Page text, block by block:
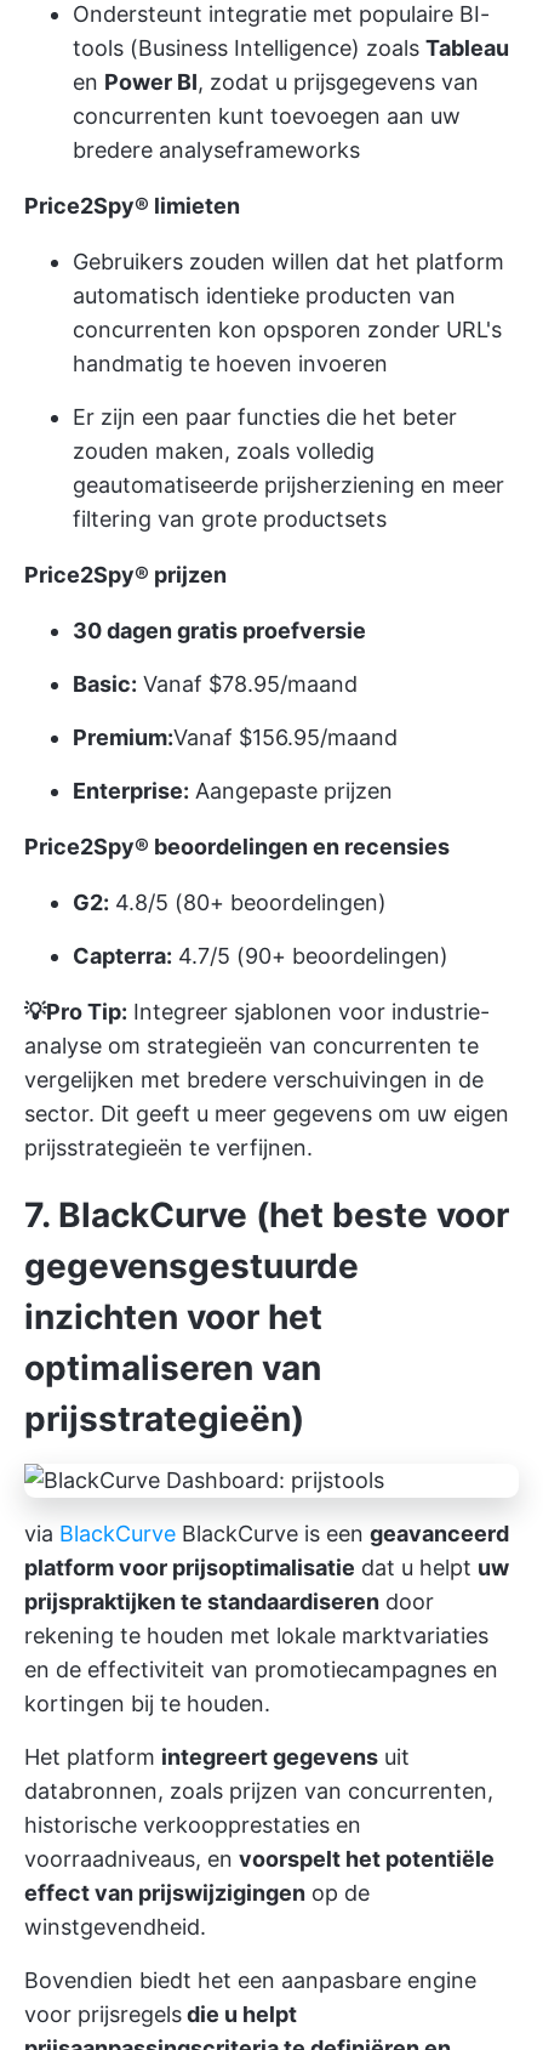
Ondersteunt integratie met populaire BI-
tools (Business Intelligence) zoals Tableau
en Power BI, zodat u prijsgegevens van
concurrenten kunt toevoegen aan uw
bredere analyseframeworks
Price2Spy® limieten
Gebruikers zouden willen dat het platform
automatisch identieke producten van
concurrenten kon opsporen zonder URL's
handmatig te hoeven invoeren
Er zijn een paar functies die het beter
zouden maken, zoals volledig
geautomatiseerde prijsherziening en meer
filtering van grote productsets
Price2Spy® prijzen
30 dagen gratis proefversie
Basic: Vanaf $78.95/maand
Premium:Vanaf $156.95/maand
Enterprise: Aangepaste prijzen
Price2Spy® beoordelingen en recensies
G2: 4.8/5 (80+ beoordelingen)
Capterra: 4.7/5 (90+ beoordelingen)
💡Pro Tip: Integreer sjablonen voor industrie-
analyse om strategieën van concurrenten te
vergelijken met bredere verschuivingen in de
sector. Dit geeft u meer gegevens om uw eigen
prijsstrategieën te verfijnen.
7. BlackCurve (het beste voor
gegevensgestuurde
inzichten voor het
optimaliseren van
prijsstrategieën)
via BlackCurve BlackCurve is een geavanceerd
platform voor prijsoptimalisatie dat u helpt uw
prijspraktijken te standaardiseren door
rekening te houden met lokale marktvariaties
en de effectiviteit van promotiecampagnes en
kortingen bij te houden.
Het platform integreert gegevens uit
databronnen, zoals prijzen van concurrenten,
historische verkoopprestaties en
voorraadniveaus, en voorspelt het potentiële
effect van prijswijzigingen op de
winstgevendheid.
Bovendien biedt het een aanpasbare engine
voor prijsregelsdie u helpt